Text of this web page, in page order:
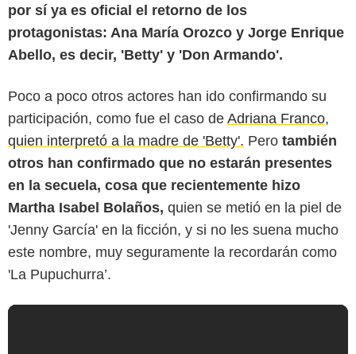
por sí ya es oficial el retorno de los
protagonistas: Ana María Orozco y Jorge Enrique
Abello, es decir, 'Betty' y 'Don Armando'.
Poco a poco otros actores han ido confirmando su
participación, como fue el caso de Adriana Franco,
quien interpretó a la madre de 'Betty'. Pero también
otros han confirmado que no estarán presentes
en la secuela, cosa que recientemente hizo
Martha Isabel Bolaños, quien se metió en la piel de
'Jenny García' en la ficción, y si no les suena mucho
este nombre, muy seguramente la recordarán como
'La Pupuchurra’.